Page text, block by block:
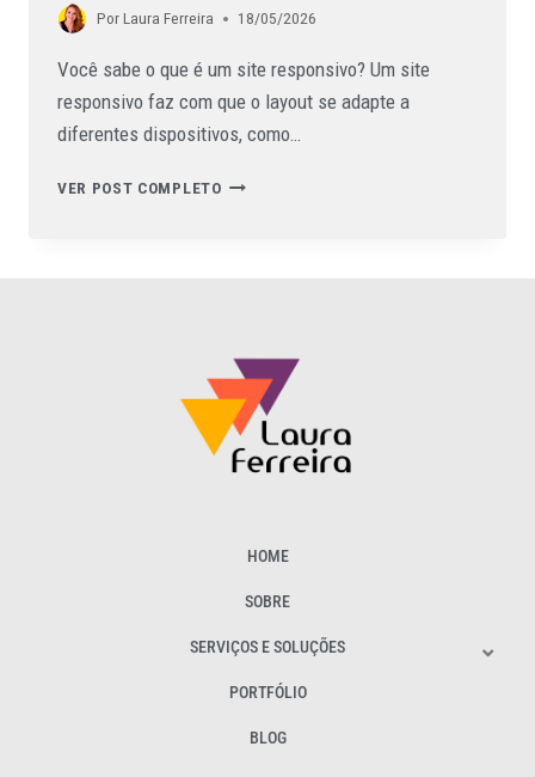
PorLaura Ferreira 18/05/2026
Você sabe o que é um site responsivo? Um site
responsivo faz com que o layout se adapte a
diferentes dispositivos, como…
VER POST COMPLETO
HOME
SOBRE
SERVIÇOS E SOLUÇÕES
PORTFÓLIO
BLOG